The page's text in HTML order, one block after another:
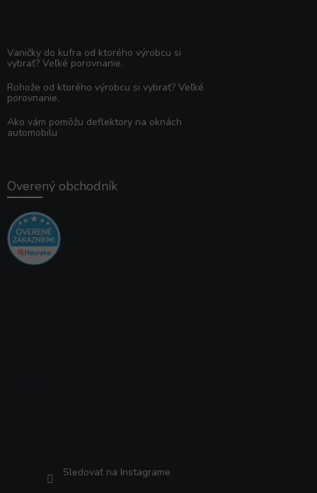
Vaničky do kufra od ktorého výrobcu si
vybrať? Veľké porovnanie.
Rohože od ktorého výrobcu si vybrať? Veľké
porovnanie.
Ako vám pomôžu deflektory na oknách
automobilu
Overený obchodník
Sledovať na Instagrame